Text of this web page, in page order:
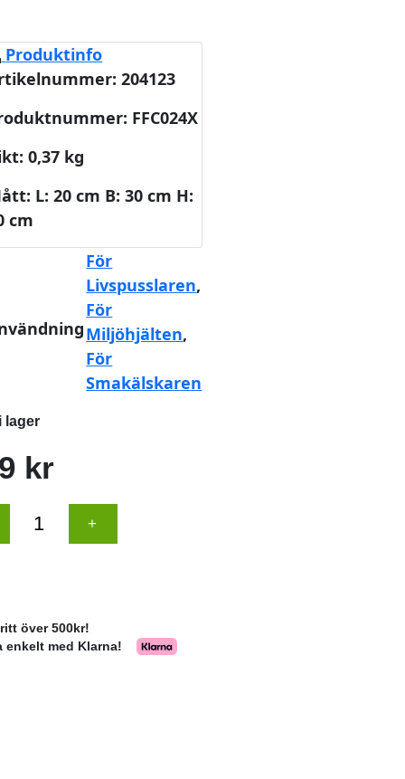
Produktinfo
204123
FFC024X
0,37 kg
L: 20 cm B: 30 cm H:
cm
För
Livspusslaren,
För
Miljöhjälten,
För
Smakälskaren